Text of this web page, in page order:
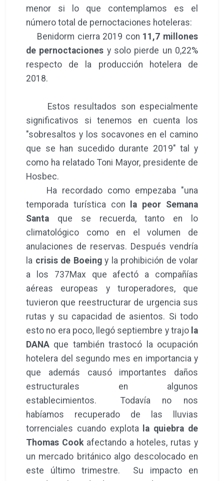
menor si lo que contemplamos es el
número total de pernoctaciones hoteleras:
Benidorm cierra 2019 con 11,7 millones
de pernoctaciones y solo pierde un 0,22%
respecto de la producción hotelera de
2018.
Estos resultados son especialmente
significativos si tenemos en cuenta los
"sobresaltos y los socavones en el camino
que se han sucedido durante 2019" tal y
como ha relatado Toni Mayor, presidente de
Hosbec.
Ha recordado como empezaba "una
temporada turística con
la peor Semana
Santa que se recuerda, tanto en lo
climatológico como en el volumen de
anulaciones de reservas. Después vendría
la crisis de Boeingy la prohibición de volar
a los 737Max que afectó a compañías
aéreas europeas y turoperadores, que
tuvieron que reestructurar de urgencia sus
rutas y su capacidad de asientos. Si todo
esto no era poco, llegó septiembre y trajo la
DANA que también trastocó la ocupación
hotelera del segundo mes en importancia y
que además causó importantes daños
estructurales en algunos
establecimientos. Todavía no nos
habíamos recuperado de las lluvias
torrenciales cuando explota
la quiebra de
Thomas Cookafectando a hoteles, rutas y
un mercado británico algo descolocado en
este último trimestre. Su impacto en